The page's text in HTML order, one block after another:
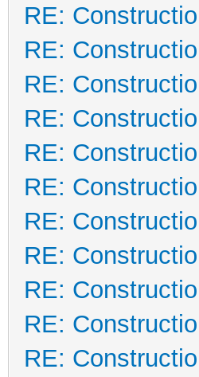
RE:
RE:
RE:
RE:
RE:
RE:
RE:
RE:
RE:
RE:
RE: